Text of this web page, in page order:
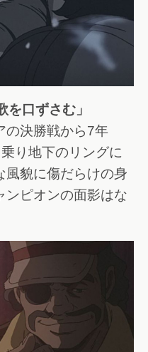
口ずさむ」
の決勝戦から7年
り地下のリングに
風貌に傷だらけの身
ンピオンの面影はな